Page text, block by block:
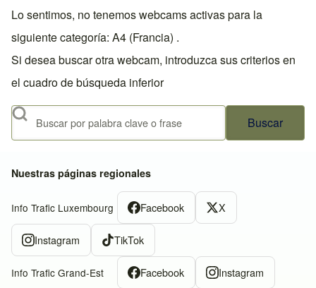
Lo sentimos, no tenemos webcams activas para la
siguiente categoría: A4 (Francia) .
Si desea buscar otra webcam, introduzca sus criterios en
el cuadro de búsqueda inferior
Buscar
Nuestras páginas regionales
Info Trafic Luxembourg Facebook X
Instagram TikTok
Info Trafic Grand-Est Facebook Instagram